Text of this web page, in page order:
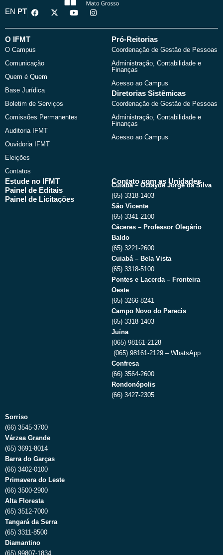
EN PT
F
a
e
o
k
X
-
w
Y
o
t
I
n
t
O IFMT
O Campus
Comunicação
Quem é Quem
Base Jurídica
Boletim de Serviços
Comissões Permanentes
Auditoria IFMT
Ouvidoria IFMT
Eleições
Contatos
Pró-Reitorias
Coordenação de Gestão de Pessoas
Administração, Contabilidade e
Finanças
Acesso ao Campus
Diretorias Sistêmicas
Coordenação de Gestão de Pessoas
Administração, Contabilidade e
Finanças
Acesso ao Campus
Estude no IFMT
Painel de Editais
Painel de Licitações
Contato com as Unidades
Cuiabá – Octayde Jorge da Silva
(65) 3318-1403
São Vicente
(65) 3341-2100
Cáceres – Professor Olegário
Baldo
(65) 3221-2600
Cuiabá – Bela Vista
(65) 3318-5100
Pontes e Lacerda – Fronteira
Oeste
(65) 3266-8241
Campo Novo do Parecis
(65) 3318-1403
Juína
(065) 98161-2128
(065) 98161-2129 – WhatsApp
Confresa
(66) 3564-2600
Rondonópolis
(66) 3427-2305
Sorriso
(66) 3545-3700
Várzea Grande
(65) 3691-8014
Barra do Garças
(66) 3402-0100
Primavera do Leste
(66) 3500-2900
Alta Floresta
(65) 3512-7000
Tangará da Serra
(65) 3311-8500
Diamantino
(65) 99807-1834